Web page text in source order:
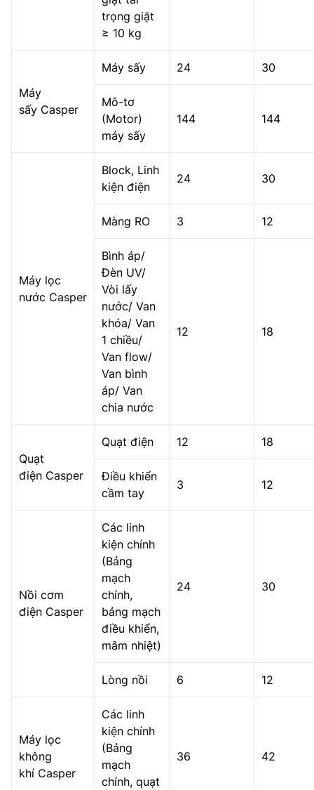
trọng giặt
≥ 10 kg
Máy
sấy Casper
Máy sấy 24 30
Mô-tơ
(Motor)
máy sấy
144 144
Máy lọc
nước Casper
Block, Linh
kiện điện
24 30
Màng RO 3 12
Bình áp/
Đèn UV/
Vòi lấy
nước/ Van
khóa/ Van
1 chiều/
Van flow/
Van bình
áp/ Van
chia nước
12 18
Quạt
điện Casper
Quạt điện 12 18
Điều khiển
cầm tay
3 12
Nồi cơm
điện Casper
Các linh
kiện chính
(Bảng
mạch
chính,
bảng mạch
điều khiển,
mâm nhiệt)
24 30
Lòng nồi 6 12
Máy lọc
không
khí Casper
Các linh
kiện chính
(Bảng
mạch
chính, quạt
36 42